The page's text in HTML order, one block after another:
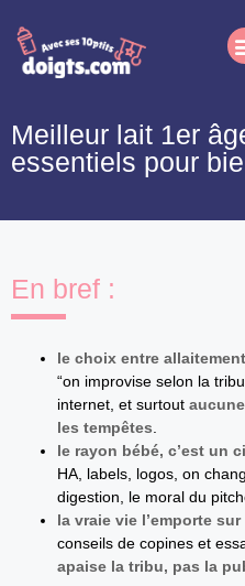
Meilleur lait 1er
essentiels pour
En bref :
le choix entre
“on improvise selon la
internet, et surtout
les tempêtes
le rayon bébé, c’est un
HA, labels, logos, on
digestion, le moral du
la vraie vie l’emporte
conseils de copines et
apaise la tribu, pas la